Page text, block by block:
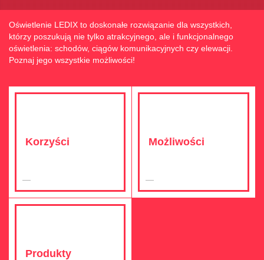
Oświetlenie LEDIX to doskonałe rozwiązanie dla wszystkich,
którzy poszukują nie tylko atrakcyjnego, ale i funkcjonalnego
oświetlenia: schodów, ciągów komunikacyjnych czy elewacji.
Poznaj jego wszystkie możliwości!
Korzyści Możliwości
Produkty